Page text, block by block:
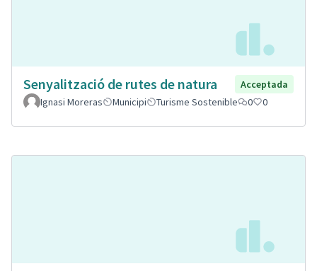
Senyalització de rutes de natura
Acceptada
Ignasi Moreras
Municipi Turisme Sostenible 0 0